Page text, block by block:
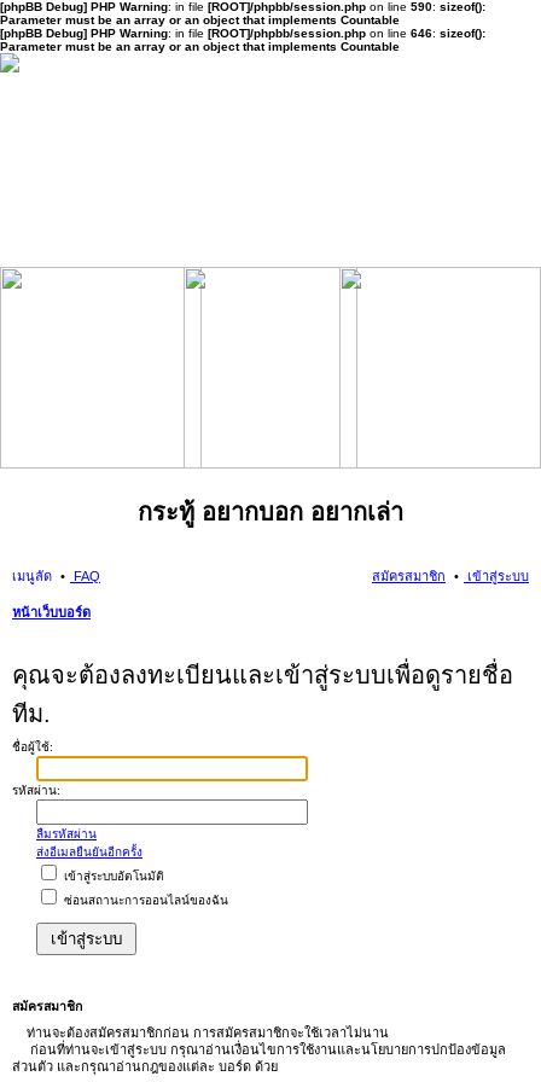
[phpBB Debug] PHP Warning: in file [ROOT]/phpbb/session.php on line 590: sizeof():
Parameter must be an array or an object that implements Countable
[phpBB Debug] PHP Warning: in file [ROOT]/phpbb/session.php on line 646: sizeof():
Parameter must be an array or an object that implements Countable
กระทู้ อยากบอก อยากเล่า
เมนูลัด FAQ เข้าสู่ระบบ
สมัครสมาชิก
หน้าเว็บบอร์ด
คุณจะต้องลงทะเบียนและเข้าสู่ระบบเพื่อดูรายชื่อ
ทีม.
ชื่อผู้ใช้:
รหัสผ่าน:
ลืมรหัสผ่าน
ส่งอีเมลยืนยันอีกครั้ง
เข้าสู่ระบบอัตโนมัติ
ซ่อนสถานะการออนไลน์ของฉัน
สมัครสมาชิก
ท่านจะต้องสมัครสมาชิกก่อน การสมัครสมาชิกจะใช้เวลาไม่นาน
ก่อนที่ท่านจะเข้าสู่ระบบ กรุณาอ่านเงื่อนไขการใช้งานและนโยบายการปกป้องข้อมูล
ส่วนตัว และกรุณาอ่านกฎของแต่ละ บอร์ด ด้วย